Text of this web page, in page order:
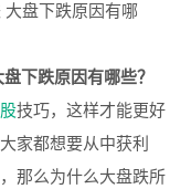
下跌原因有哪些？
技巧，这样才能更好
家都想要从中获利
那么为什么大盘跌所